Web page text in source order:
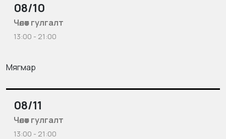
08/10
Чөлөөт гулгалт
13:00 - 21:00
Мягмар
08/11
Чөлөөт гулгалт
13:00 - 21:00